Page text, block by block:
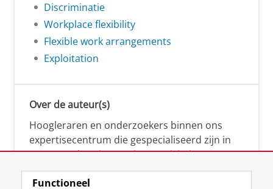
Discriminatie
Workplace flexibility
Flexible work arrangements
Exploitation
Over de auteur(s)
Hoogleraren en onderzoekers binnen ons
expertisecentrum die gespecialiseerd zijn in
samenwerken, innovatie, creativiteit,
diversiteit, leiderschap en ethisch gedrag.
Functioneel